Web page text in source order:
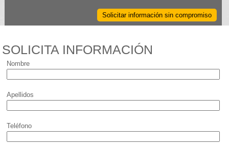
Solicitar información sin compromiso
SOLICITA INFORMACIÓN
Nombre
Apellidos
Teléfono